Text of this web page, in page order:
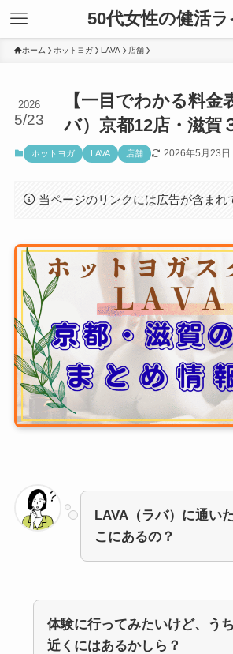
50代女性の健活ラ
ホーム ホットヨガ LAVA 店舗
【一目でわかる料金
バ）京都12店・滋賀
2026
5/23
ホットヨガ LAVA 店舗 2026年5月23日
当ページのリンクには広告が含まれ
LAVA（ラバ）に通い
こにあるの？
体験に行ってみたいけど、う
近くにはあるかしら？